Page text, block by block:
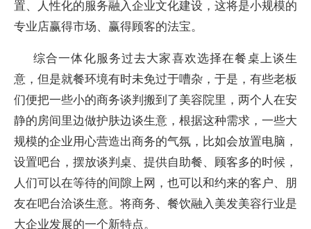
置、人性化的服务融入企业文化建设，这将是小规模的
专业店赢得市场、赢得顾客的法宝。
综合一体化服务过去大家喜欢选择在餐桌上谈生
意，但是就餐环境有时未免过于嘈杂，于是，有些老板
们便把一些小的商务谈判搬到了美容院里，两个人在安
静的房间里边做护肤边谈生意，根据这种需求，一些大
规模的企业用心营造出商务的气氛，比如会放置电脑，
设置吧台，摆放谈判桌、提供自助餐、顾客多的时候，
人们可以在等待的间隙上网，也可以和约来的客户、朋
友在吧台洽谈生意。将商务、餐饮融入美发美容行业是
大企业发展的一个新特点。